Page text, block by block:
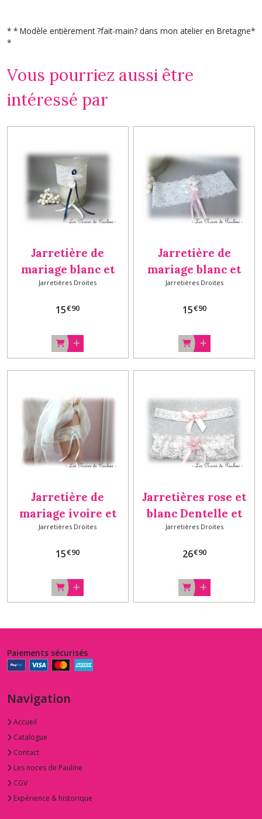
* * Modèle entièrement ?fait-main? dans mon atelier en Bretagne*
*
Vous pourriez aussi être
intéressé par
Jarretière de
mariage blanc et
bleu marine
Jarretières Droites
15€90
Jarretière de
mariage blanc et
rose clair à fleur
Jarretières Droites
15€90
Jarretière de
mariage ivoire et
bleu Ciel Dentelle
Jarretières Droites
15€90
Jarretières rose et
blanc Dentelle et
fleur DUO Mariage
Jarretières Droites
26€90
Paiements sécurisés
Navigation
Accueil
Catalogue
Contact
Les noces de Pauline
CGV
Expérience & historique